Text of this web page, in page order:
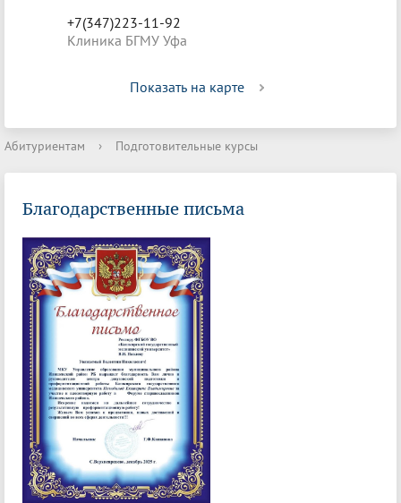
+7(347)223-11-92
Клиника БГМУ Уфа
Показать на карте
Абитуриентам › Подготовительные курсы
Благодарственные письма